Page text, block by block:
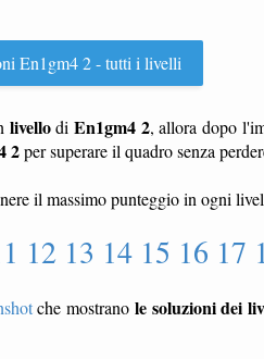
En1gm4 2 - tutti i livelli
livellodiEn1gm4 2, allora dopo
2per superare il quadro senza
il massimo punteggio in ogni
12 13 14 15 16 17
che mostrano le soluzioni dei